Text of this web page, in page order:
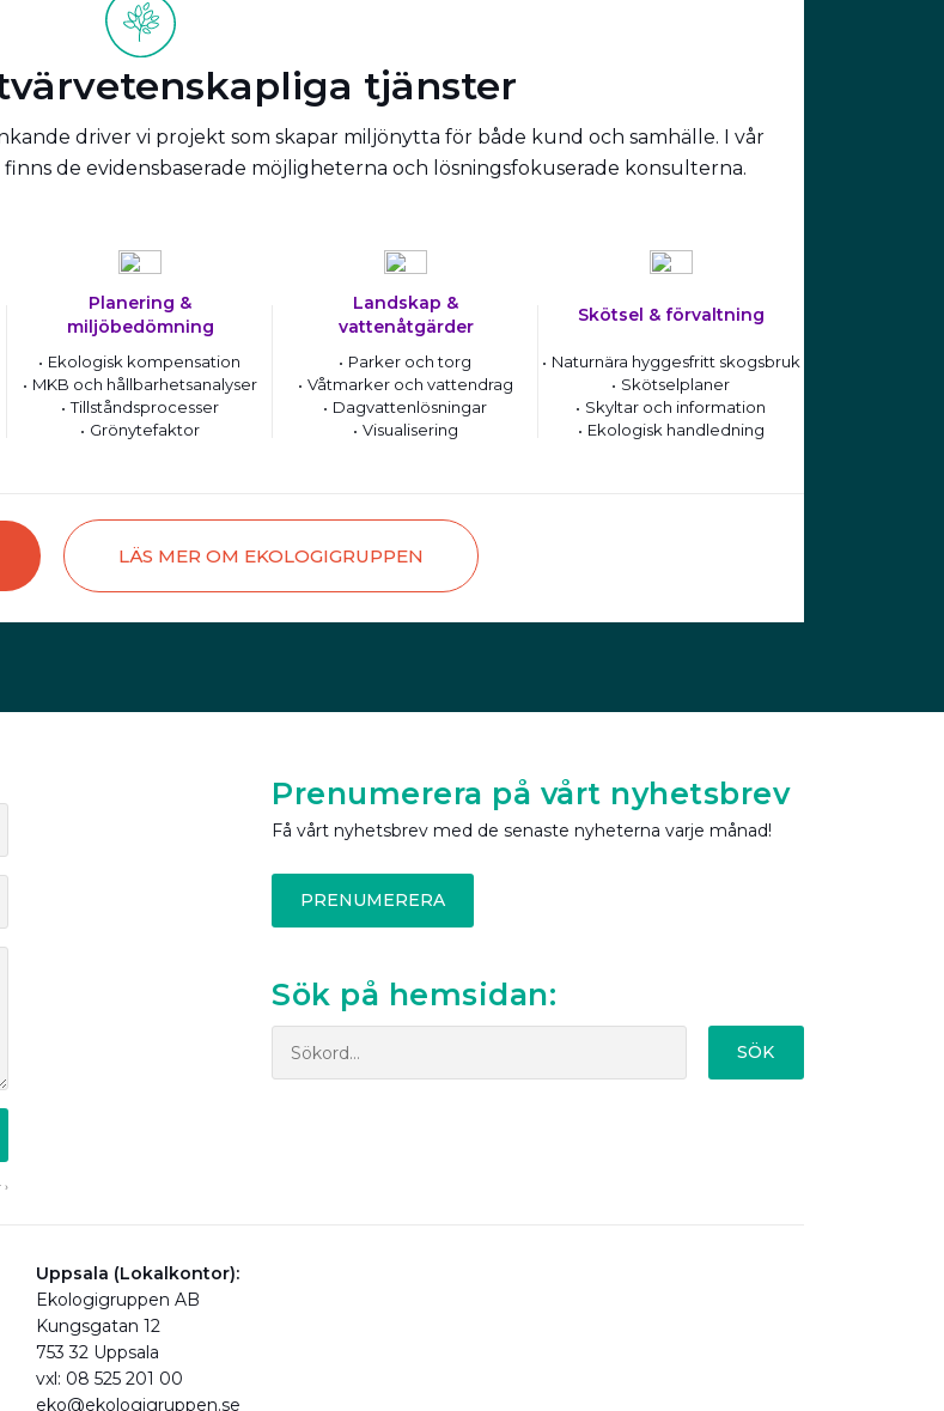
tjänster
driver vi projekt som skapar miljönytta för både kund och samhälle. I vår
de evidensbaserade möjligheterna och lösningsfokuserade konsulterna.
Planering &
miljöbedömning
Ekologisk kompensation
MKB och hållbarhetsanalyser
Tillståndsprocesser
Grönytefaktor
Landskap &
vattenåtgärder
Parker och torg
Våtmarker och vattendrag
Dagvattenlösningar
Visualisering
Skötsel & förvaltning
Naturnära hyggesfritt skogsbruk
Skötselplaner
Skyltar och information
Ekologisk handledning
LÄS MER OM EKOLOGIGRUPPEN
Prenumerera på vårt nyhetsbrev
Få vårt nyhetsbrev med de senaste nyheterna varje månad!
PRENUMERERA
Sök på hemsidan:
SÖK
Uppsala (Lokalkontor):
Ekologigruppen AB
Kungsgatan 12
753 32 Uppsala
vxl: 08 525 201 00
eko@ekologigruppen.se